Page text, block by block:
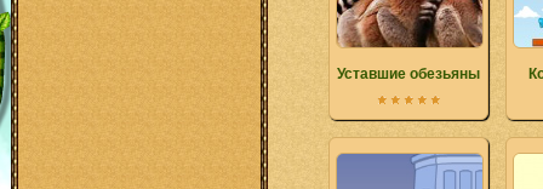
Уставшие обезьяны